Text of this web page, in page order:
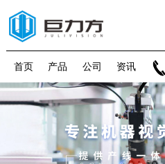
首页 产品 公司 资讯